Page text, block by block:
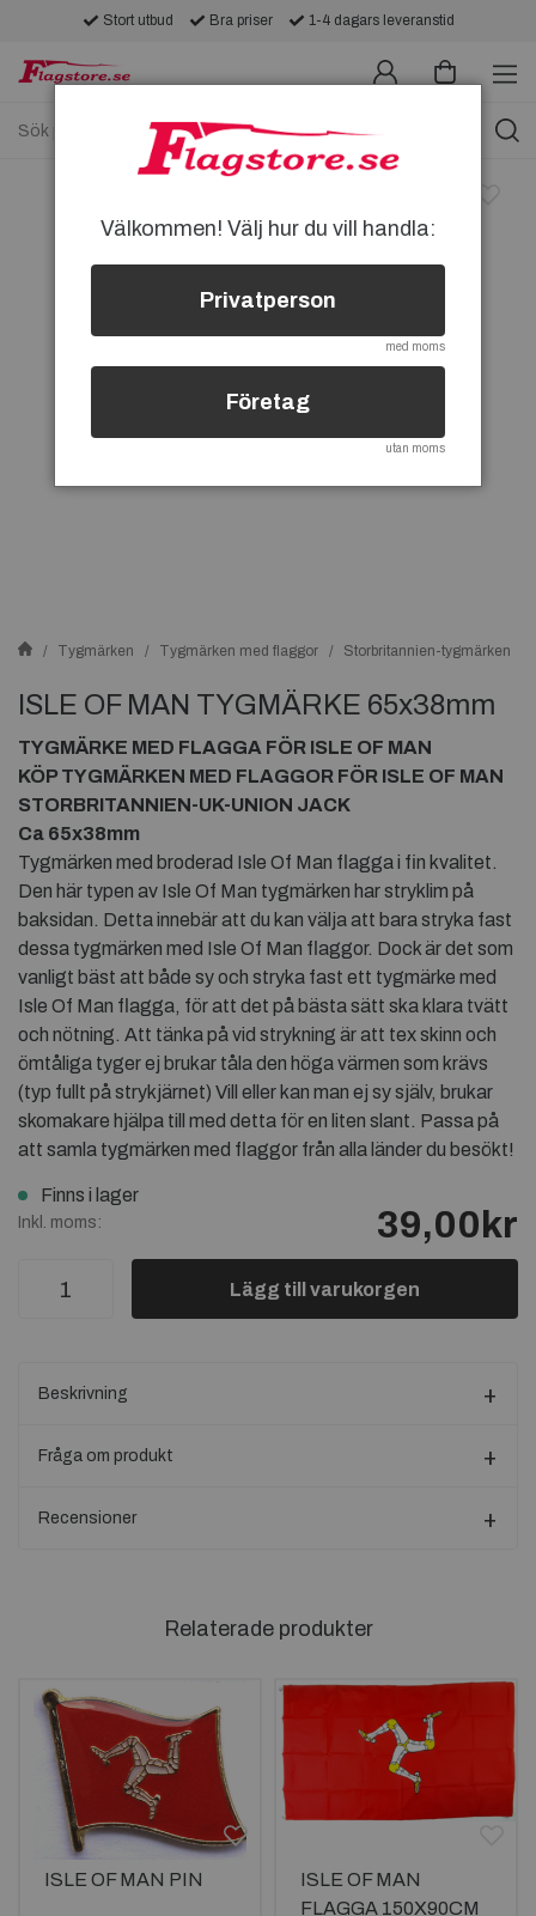
Stort utbud Bra priser 1-4 dagars leveranstid
Tygmärken Tygmärken med flaggor Storbritannien-tygmärken
ISLE OF MAN TYGMÄRKE 65x38mm
TYGMÄRKE MED FLAGGA FÖR ISLE OF MAN
KÖP TYGMÄRKEN MED FLAGGOR FÖR ISLE OF MAN
STORBRITANNIEN-UK-UNION JACK
Ca 65x38mm
Tygmärken med broderad Isle Of Man flagga i fin kvalitet.
Den här typen av Isle Of Man tygmärken har stryklim på
baksidan. Detta innebär att du kan välja att bara stryka fast
dessa tygmärken med Isle Of Man flaggor. Dock är det som
vanligt bäst att både sy och stryka fast ett tygmärke med
Isle Of Man flagga, för att det på bästa sätt ska klara tvätt
och nötning. Att tänka på vid strykning är att tex skinn och
ömtåliga tyger ej brukar tåla den höga värmen som krävs
(typ fullt på strykjärnet) Vill eller kan man ej sy själv, brukar
skomakare hjälpa till med detta för en liten slant. Passa på
att samla tygmärken med flaggor från alla länder du besökt!
Finns i lager
Inkl. moms: 39,00kr
Lägg till varukorgen
Beskrivning
Fråga om produkt
Recensioner
Relaterade produkter
ISLE OF MAN PIN
ISLE OF MAN
FLAGGA 150X90CM
Välkommen! Välj hur du vill handla:
Privatperson
med moms
Företag
utan moms